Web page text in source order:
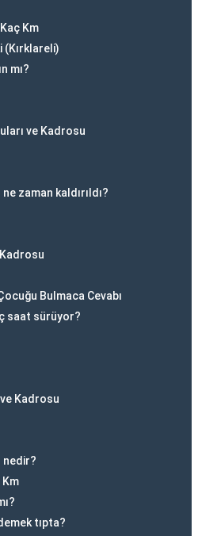
Km
(Kırklareli)
mı?
ve Kadrosu
zaman kaldırıldı?
Bulmaca Cevabı
saat sürüyor?
Kadrosu
nedir?
Km
tıpta?